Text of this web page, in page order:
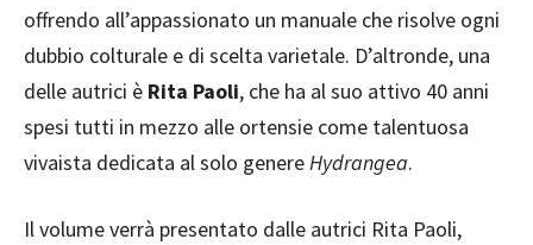
offrendo all’appassionato un manuale che risolve ogni
dubbio colturale e di scelta varietale. D’altronde, una
delle autrici è Rita Paoli, che ha al suo attivo 40 anni
spesi tutti in mezzo alle ortensie come talentuosa
vivaista dedicata al solo genereHydrangea.
Il volume verrà presentato dalle autrici Rita Paoli,